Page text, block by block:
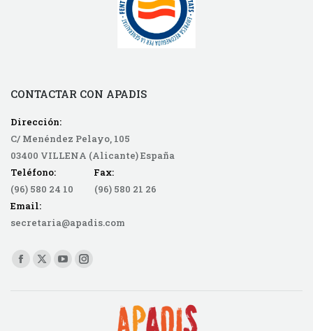
CONTACTAR CON APADIS
Dirección:
C/ Menéndez Pelayo, 105
03400 VILLENA (Alicante) España
Teléfono: Fax:
(96) 580 24 10 (96) 580 21 26
Email:
secretaria@apadis.com
Find us on:
Facebook
X
YouTubeInstagram